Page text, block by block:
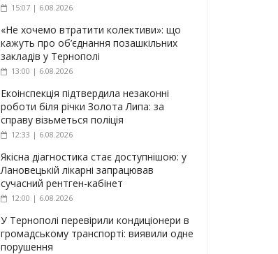
15:07 | 6.08.2026
«Не хочемо втратити колективи»: що
кажуть про об’єднання позашкільних
закладів у Тернополі
13:00 | 6.08.2026
Екоінспекція підтвердила незаконні
роботи біля річки Золота Липа: за
справу візьметься поліція
12:33 | 6.08.2026
Якісна діагностика стає доступнішою: у
Лановецькій лікарні запрацював
сучасний рентген-кабінет
12:00 | 6.08.2026
У Тернополі перевірили кондиціонери в
громадському транспорті: виявили одне
порушення